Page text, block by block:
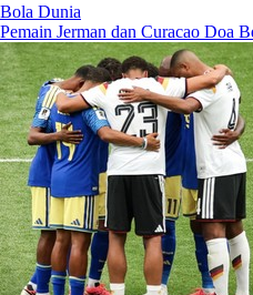
Bola Dunia
Pemain Jerman dan Curacao Doa